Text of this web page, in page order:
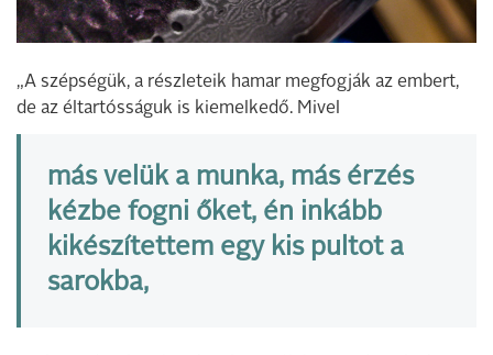
„A szépségük, a részleteik hamar megfogják az embert,
de az éltartósságuk is kiemelkedő. Mivel
más velük a munka, más érzés
kézbe fogni őket, én inkább
kikészítettem egy kis pultot a
sarokba,